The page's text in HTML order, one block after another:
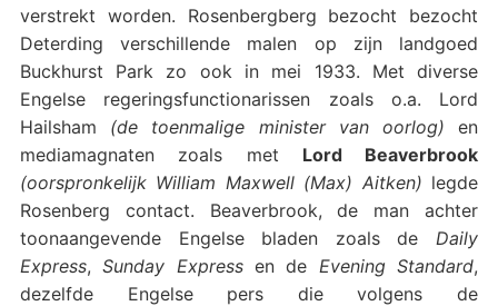
verstrekt worden. Rosenbergberg bezocht bezocht
Deterding verschillende malen op zijn landgoed
Buckhurst Park zo ook in mei 1933. Met diverse
Engelse regeringsfunctionarissen zoals o.a. Lord
Hailsham (de toenmalige minister van oorlog) en
mediamagnaten zoals met Lord Beaverbrook
(oorspronkelijk William Maxwell (Max) Aitken) legde
Rosenberg contact. Beaverbrook, de man achter
toonaangevende Engelse bladen zoals de Daily
Express,Sunday Expressen de Evening Standard,
dezelfde Engelse pers die volgens de